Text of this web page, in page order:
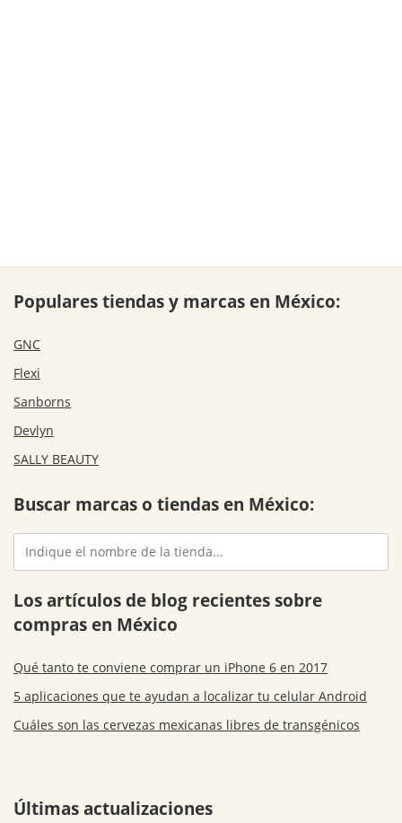
Populares tiendas y marcas en México:
GNC
Flexi
Sanborns
Devlyn
SALLY BEAUTY
Buscar marcas o tiendas en México:
Los artículos de blog recientes sobre
compras en México
Qué tanto te conviene comprar un iPhone 6 en 2017
5 aplicaciones que te ayudan a localizar tu celular Android
Cuáles son las cervezas mexicanas libres de transgénicos
Últimas actualizaciones